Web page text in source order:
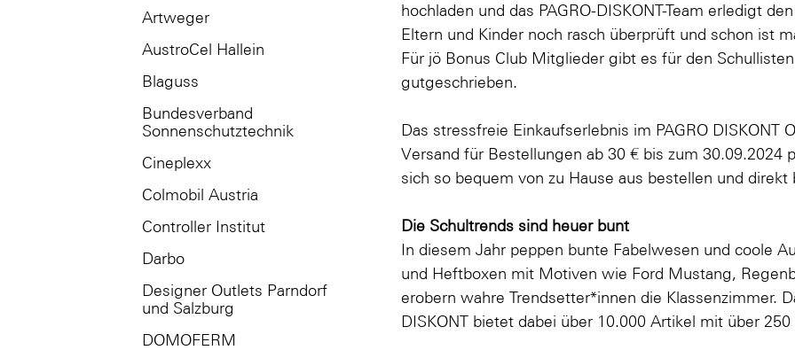
Artweger
AustroCel Hallein
Blaguss
Bundesverband
Sonnenschutztechnik
Cineplexx
Colmobil Austria
Controller Institut
Darbo
Designer Outlets Parndorf
und Salzburg
DOMOFERM
hochladen und das PAGRO-DISKONT-Team erledigt
Eltern und Kinder noch rasch überprüft und schon ist
Für jö Bonus Club Mitglieder gibt es für den
gutgeschrieben.
Das stressfreie Einkaufserlebnis im PAGRO DISKONT
Versand für Bestellungen ab 30 € bis zum 30.09.2024
sich so bequem von zu Hause aus bestellen und
Die Schultrends sind heuer bunt
In diesem Jahr peppen bunte Fabelwesen und coole
und Heftboxen mit Motiven wie Ford Mustang,
erobern wahre Trendsetter*innen die Klassenzimmer.
DISKONT bietet dabei über 10.000 Artikel mit über